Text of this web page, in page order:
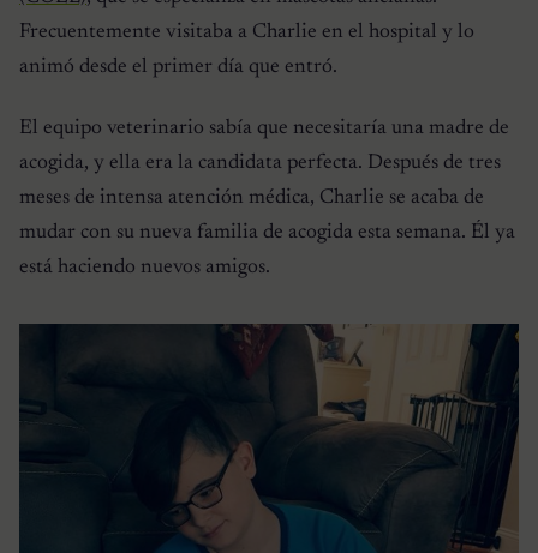
Frecuentemente visitaba a Charlie en el hospital y lo
animó desde el primer día que entró.
El equipo veterinario sabía que necesitaría una madre de
acogida, y ella era la candidata perfecta. Después de tres
meses de intensa atención médica, Charlie se acaba de
mudar con su nueva familia de acogida esta semana. Él ya
está haciendo nuevos amigos.